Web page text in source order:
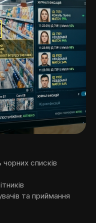
списків
та приймання